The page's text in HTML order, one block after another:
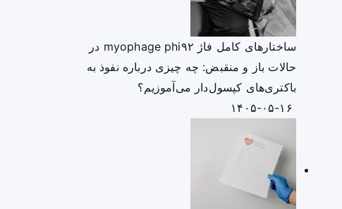
ساختارهای کامل فاژ myophage phi۹۲ در
حالات باز و منقبض: چه چیزی درباره نفوذ به
باکتری‌های کپسول‌دار می‌آموزیم؟